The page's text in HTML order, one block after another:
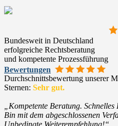
Bundesweit in Deutschland
erfolgreiche Rechtsberatung
und kompetente Prozessführung
Bewertungen
Durchschnittsbewertung unserer
Sternen: Sehr gut.
„Kompetente Beratung.
Bin mit dem abgeschlossenen